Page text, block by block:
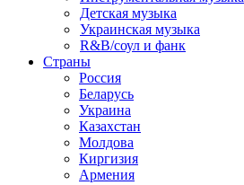
Детская музыка
Украинская музыка
R&B/cоул и фанк
Страны
Россия
Беларусь
Украина
Казахстан
Молдова
Киргизия
Армения